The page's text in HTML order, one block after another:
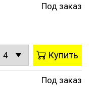
Под заказ
Купить
Под заказ